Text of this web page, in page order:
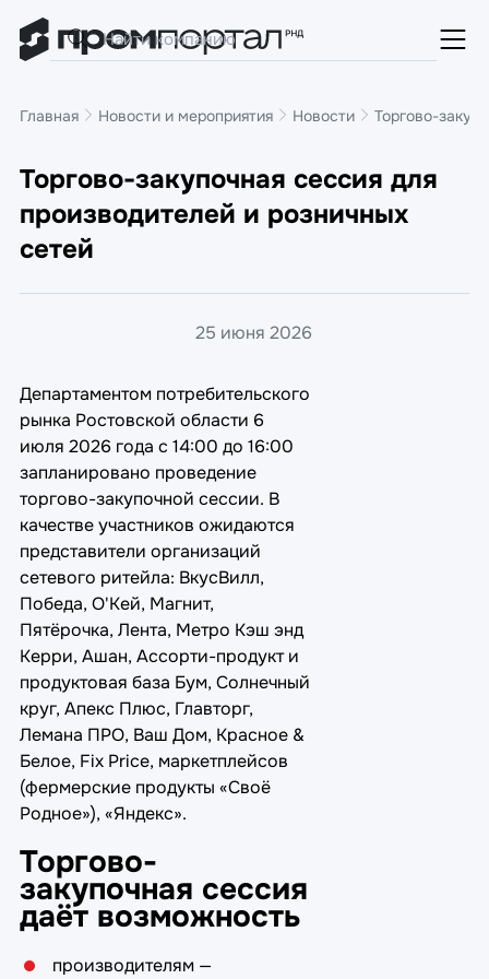
Главная Новости и мероприятия Новости Торгово-
Торгово-закупочная сессия для
производителей и розничных
сетей
25 июня 2026
Департаментом потребительского
рынка Ростовской области 6
июля 2026 года с 14:00 до 16:00
запланировано проведение
торгово-закупочной сессии. В
качестве участников ожидаются
представители организаций
сетевого ритейла: ВкусВилл,
Победа, О'Кей, Магнит,
Пятёрочка, Лента, Метро Кэш энд
Керри, Ашан, Ассорти-продукт и
продуктовая база Бум, Солнечный
круг, Апекс Плюс, Главторг,
Лемана ПРО, Ваш Дом, Красное &
Белое, Fix Price, маркетплейсов
(фермерские продукты «Своё
Родное»), «Яндекс».
Торгово-
закупочная сессия
даёт возможность
производителям —